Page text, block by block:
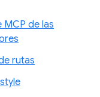
de las
rutas